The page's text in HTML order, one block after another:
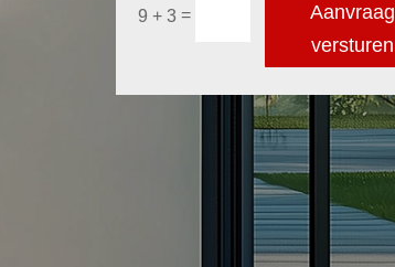
9 + 3 =
Aanvraag
versturen